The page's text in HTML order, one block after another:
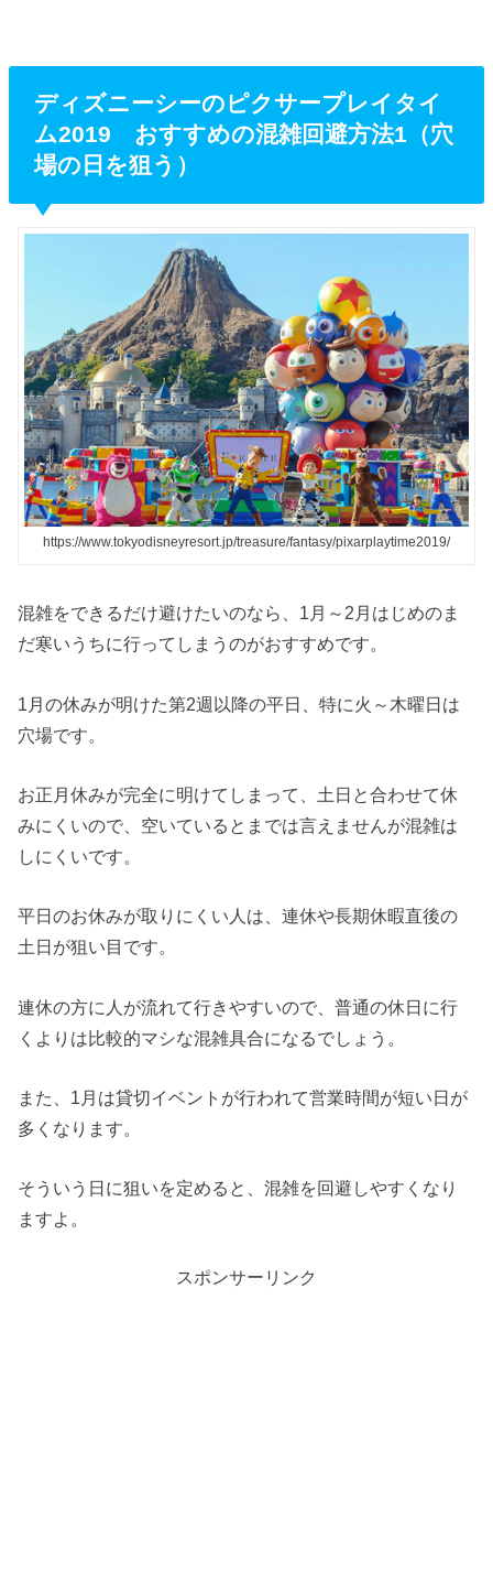
ディズニーシーのピクサープレイタイ
ム2019 おすすめの混雑回避方法1（穴
場の日を狙う）
https://www.tokyodisneyresort.jp/treasure/fantasy/pixarplaytime2019/
混雑をできるだけ避けたいのなら、1月～2月はじめのま
だ寒いうちに行ってしまうのがおすすめです。
1月の休みが明けた第2週以降の平日、特に火～木曜日は
穴場です。
お正月休みが完全に明けてしまって、土日と合わせて休
みにくいので、空いているとまでは言えませんが混雑は
しにくいです。
平日のお休みが取りにくい人は、連休や長期休暇直後の
土日が狙い目です。
連休の方に人が流れて行きやすいので、普通の休日に行
くよりは比較的マシな混雑具合になるでしょう。
また、1月は貸切イベントが行われて営業時間が短い日が
多くなります。
そういう日に狙いを定めると、混雑を回避しやすくなり
ますよ。
スポンサーリンク